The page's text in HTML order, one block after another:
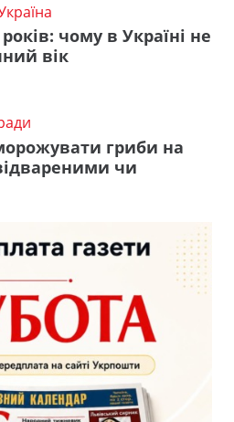
чому в Україні не
вік
гриби на
чи